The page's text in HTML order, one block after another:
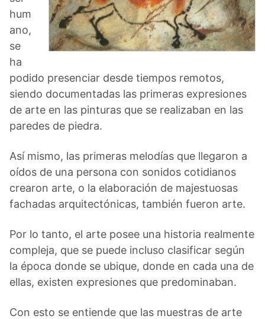
hum
ano,
se
ha
podido presenciar desde tiempos remotos,
siendo documentadas las primeras expresiones
de arte en las pinturas que se realizaban en las
paredes de piedra.
Así mismo, las primeras melodías que llegaron a
oídos de una persona con sonidos cotidianos
crearon arte, o la elaboración de majestuosas
fachadas arquitectónicas, también fueron arte.
Por lo tanto, el arte posee una historia realmente
compleja, que se puede incluso clasificar según
la época donde se ubique, donde en cada una de
ellas, existen expresiones que predominaban.
Con esto se entiende que las muestras de arte